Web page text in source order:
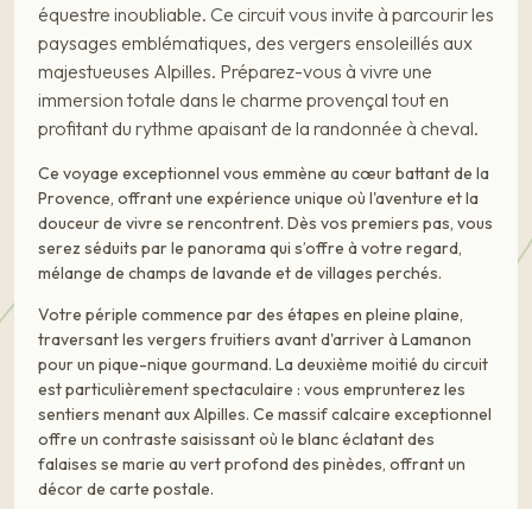
équestre inoubliable. Ce circuit vous invite à parcourir les
paysages emblématiques, des vergers ensoleillés aux
majestueuses Alpilles. Préparez-vous à vivre une
immersion totale dans le charme provençal tout en
profitant du rythme apaisant de la randonnée à cheval.
Ce voyage exceptionnel vous emmène au cœur battant de la
Provence, offrant une expérience unique où l'aventure et la
douceur de vivre se rencontrent. Dès vos premiers pas, vous
serez séduits par le panorama qui s’offre à votre regard,
mélange de champs de lavande et de villages perchés.
Votre périple commence par des étapes en pleine plaine,
traversant les vergers fruitiers avant d'arriver à Lamanon
pour un pique-nique gourmand. La deuxième moitié du circuit
est particulièrement spectaculaire : vous emprunterez les
sentiers menant aux Alpilles. Ce massif calcaire exceptionnel
offre un contraste saisissant où le blanc éclatant des
falaises se marie au vert profond des pinèdes, offrant un
décor de carte postale.